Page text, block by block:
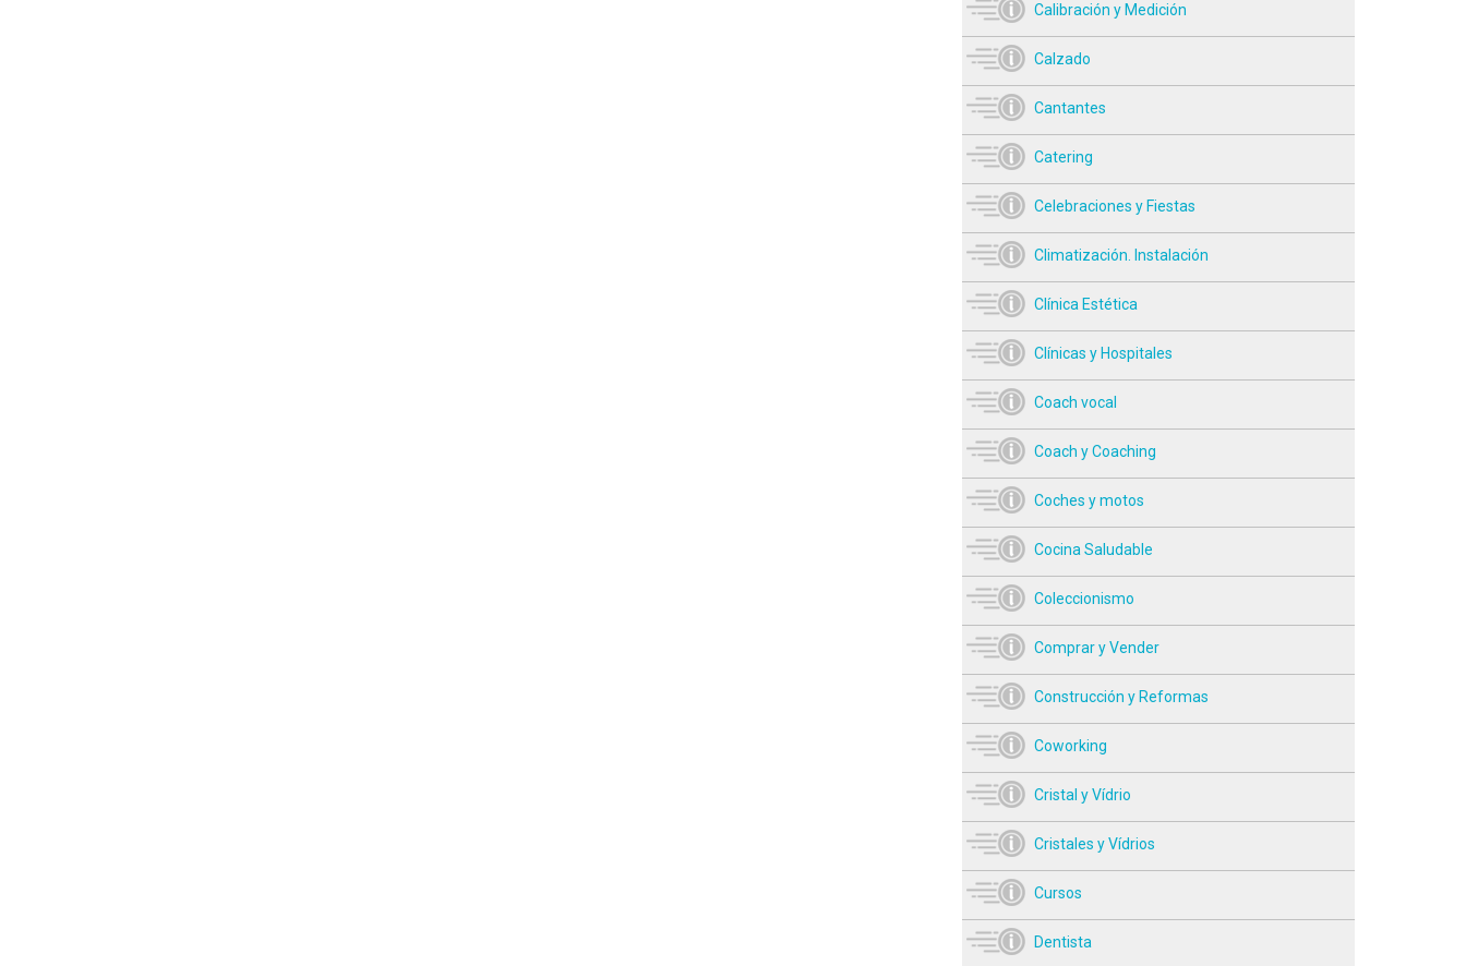
Calibración y Medición
Calzado
Cantantes
Catering
Celebraciones y Fiestas
Climatización. Instalación
Clínica Estética
Clínicas y Hospitales
Coach vocal
Coach y Coaching
Coches y motos
Cocina Saludable
Coleccionismo
Comprar y Vender
Construcción y Reformas
Coworking
Cristal y Vídrio
Cristales y Vídrios
Cursos
Dentista